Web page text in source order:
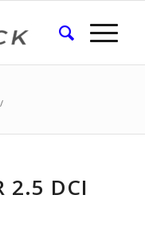
/
2.5 DCI